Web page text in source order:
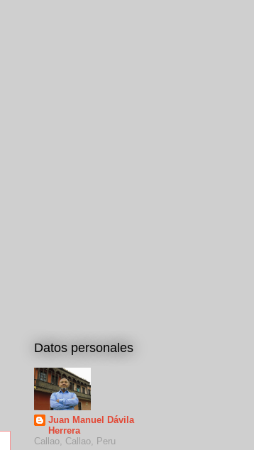
Datos personales
Juan Manuel Dávila
Herrera
Callao, Callao, Peru